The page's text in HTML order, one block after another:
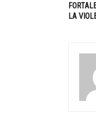
LA